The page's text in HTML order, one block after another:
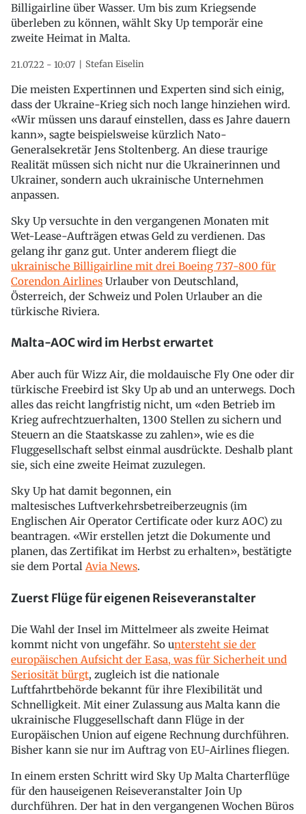
Billigairline über Wasser. Um bis zum Kriegsende
überleben zu können, wählt Sky Up temporär eine
zweite Heimat in Malta.
21.07.22 - 10:07 Stefan Eiselin
Die meisten Expertinnen und Experten sind sich einig,
dass der Ukraine-Krieg sich noch lange hinziehen wird.
«Wir müssen uns darauf einstellen, dass es Jahre dauern
kann», sagte beispielsweise kürzlich Nato-
Generalsekretär Jens Stoltenberg. An diese traurige
Realität müssen sich nicht nur die Ukrainerinnen und
Ukrainer, sondern auch ukrainische Unternehmen
anpassen.
Sky Up versuchte in den vergangenen Monaten mit
Wet-Lease-Aufträgen etwas Geld zu verdienen. Das
gelang ihr ganz gut. Unter anderem fliegt die
ukrainische Billigairline mit drei Boeing 737-800 für
Corendon Airlines Urlauber von Deutschland,
Österreich, der Schweiz und Polen Urlauber an die
türkische Riviera.
Malta-AOC wird im Herbst erwartet
Aber auch für Wizz Air, die moldauische Fly One oder dir
türkische Freebird ist Sky Up ab und an unterwegs. Doch
alles das reicht langfristig nicht, um «den Betrieb im
Krieg aufrechtzuerhalten, 1300 Stellen zu sichern und
Steuern an die Staatskasse zu zahlen», wie es die
Fluggesellschaft selbst einmal ausdrückte. Deshalb plant
sie, sich eine zweite Heimat zuzulegen.
Sky Up hat damit begonnen, ein
maltesisches Luftverkehrsbetreiberzeugnis (im
Englischen Air Operator Certificate oder kurz AOC) zu
beantragen. «Wir erstellen jetzt die Dokumente und
planen, das Zertifikat im Herbst zu erhalten», bestätigte
sie dem Portal Avia News.
Zuerst Flüge für eigenen Reiseveranstalter
Die Wahl der Insel im Mittelmeer als zweite Heimat
kommt nicht von ungefähr. So untersteht sie der
europäischen Aufsicht der Easa, was für Sicherheit und
Seriosität bürgt, zugleich ist die nationale
Luftfahrtbehörde bekannt für ihre Flexibilität und
Schnelligkeit. Mit einer Zulassung aus Malta kann die
ukrainische Fluggesellschaft dann Flüge in der
Europäischen Union auf eigene Rechnung durchführen.
Bisher kann sie nur im Auftrag von EU-Airlines fliegen.
In einem ersten Schritt wird Sky Up Malta Charterflüge
für den hauseigenen Reiseveranstalter Join Up
durchführen. Der hat in den vergangenen Wochen Büros